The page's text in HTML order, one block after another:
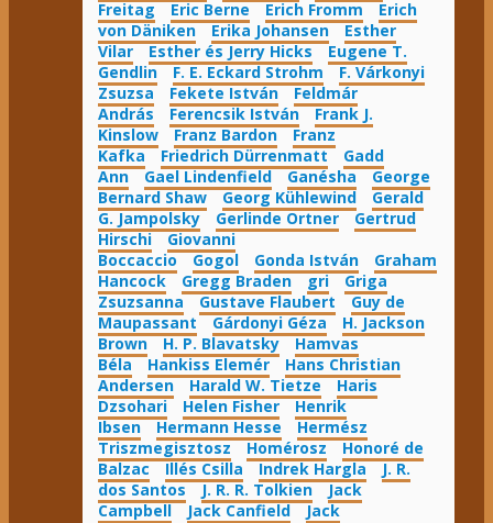
Freitag
Eric Berne Erich Fromm
Erich
von Däniken
Erika Johansen
Esther
Vilar
Esther és Jerry Hicks
Eugene T.
Gendlin
F. E. Eckard Strohm
F. Várkonyi
Zsuzsa
Fekete István
Feldmár
András
Ferencsik István
Frank J.
Kinslow
Franz Bardon
Franz
Kafka
Friedrich Dürrenmatt
Gadd
Ann
Gael Lindenfield Ganésha
George
Bernard Shaw
Georg Kühlewind
Gerald
G. Jampolsky
Gerlinde Ortner
Gertrud
Hirschi
Giovanni
Boccaccio
Gogol Gonda István
Graham
Hancock
Gregg Braden gri
Griga
Zsuzsanna
Gustave Flaubert
Guy de
Maupassant
Gárdonyi Géza
H. Jackson
Brown
H. P. Blavatsky
Hamvas
Béla
Hankiss Elemér
Hans Christian
Andersen
Harald W. Tietze
Haris
Dzsohari
Helen Fisher
Henrik
Ibsen
Hermann Hesse
Hermész
Triszmegisztosz
Homérosz
Honoré de
Balzac
Illés Csilla Indrek Hargla
J. R.
dos Santos
J. R. R. Tolkien
Jack
Campbell
Jack Canfield
Jack